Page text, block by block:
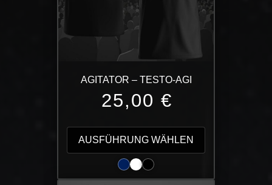
der
AGITATOR – TESTO-AGI
25,00 €
AUSFÜHRUNG WÄHLEN
weist